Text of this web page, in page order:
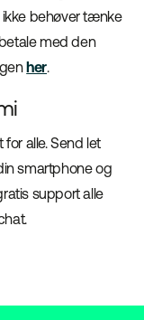
behøver tænke
med den
her.
alle. Send let
smartphone og
support alle